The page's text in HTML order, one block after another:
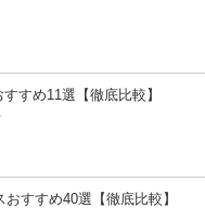
すめ11選【徹底比較】
すすめ40選【徹底比較】